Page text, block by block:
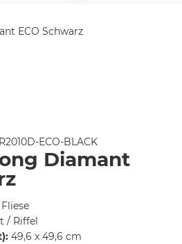
ECO-BLACK
Diamant
/ Riffel
49,6 x 49,6 cm